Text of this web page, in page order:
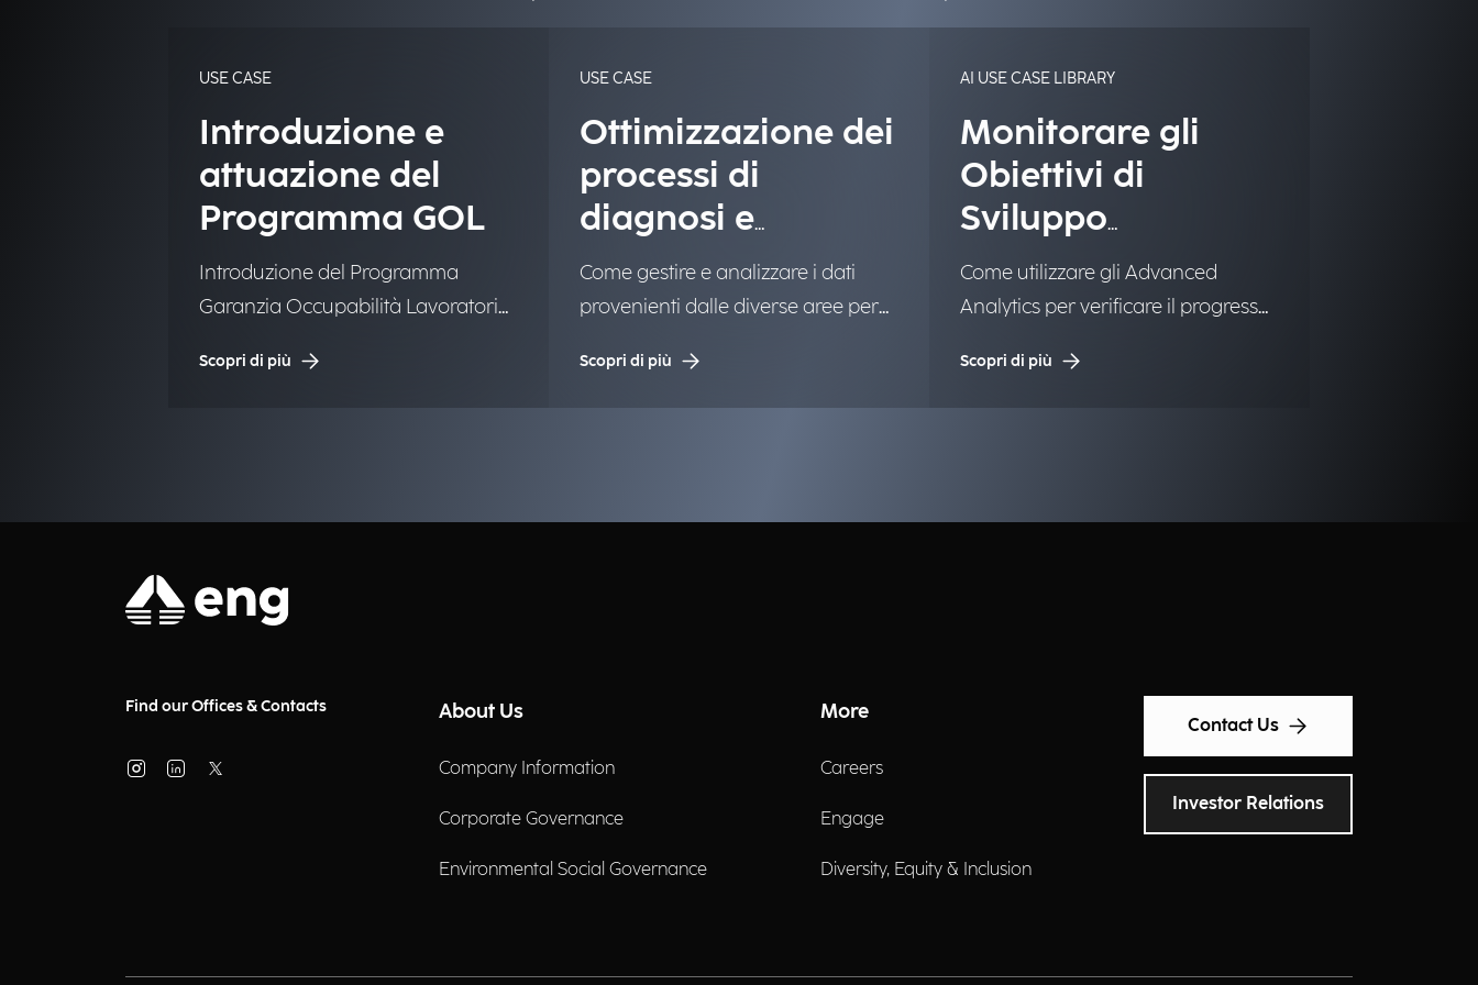
USE CASE
Introduzione e
attuazione del
Programma GOL
Introduzione del Programma
Garanzia Occupabilità Lavoratori
lavoro e la formazione
Scopri di più
USE CASE
Ottimizzazione dei
processi di
diagnosi e
trattamento
Come gestire e analizzare i dati
provenienti dalle diverse aree per
trattamento.
Scopri di più
AI USE CASE LIBRARY
Monitorare gli
Obiettivi di
Sviluppo
Sostenibile
Come utilizzare gli Advanced
Analytics per verificare il progresso
Sostenibile (SDG) e collegarli al
Scopri di più
Find our Offices & Contacts About Us
Company Information
Corporate Governance
Environmental Social Governance
More
Careers
Engage
Diversity, Equity & Inclusion
Contact Us
Investor Relations